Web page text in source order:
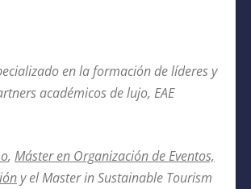
en la formación de líderes y
académicos de lujo, EAE
, Máster en Organización de Eventos,
y elMaster in Sustainable Tourism